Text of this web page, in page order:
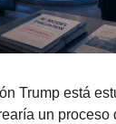
Trump está
un proceso